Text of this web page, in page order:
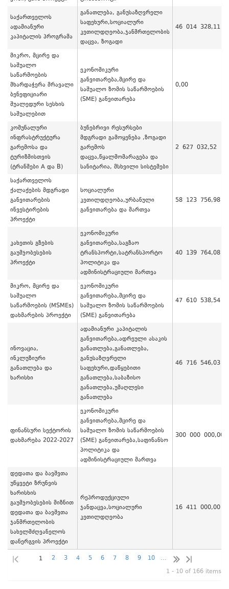
საქართველოს
ადამიანური
კაპიტალის პროგრამა
განათლება, განუსაზღვრელი
საფეხური,სოციალური
კეთილდღეობა,ჯანმრთელობის
დაცვა, ზოგადი
46 014 328,11
მიკრო, მცირე და
საშუალო
საწარმოების
მხარდაჭერა მრავალი
ბენეფიციარი
შუალედური სესხის
საშუალებით
ეკონომიკური
განვითარება,მცირე და
საშუალო ზომის საწარმოების
(SME) განვითარება
0,00
კომუნალური
ინფრასტრუქტურა
გარემოსა და
ტურიზმისთვის
(ტრანშები A და B)
ბუნებრივი რესურსები
მდგრადი გამოყენება ,ზოგადი
გარემოს
დაცვა,წყალმომარაგება და
სანიტარია, მსხვილი სისტემები
2 627 032,52
საქართველოს
ქალაქების მდგრადი
განვითარების
ინვესტირების
პროექტი
სოციალური
კეთილდღეობა,ურბანული
განვითარება და მართვა
58 123 756,98
კახეთის გზების
გაუმჯობესების
პროექტი
ეკონომიკური
განვითარება,საგზაო
ტრანსპორტი,სატრანსპორტო
პოლიტიკა და
ადმინისტრაციული მართვა
40 139 764,08
მიკრო, მცირე და
საშუალო
საწარმოების (MSMEs)
დახმარების პროექტი
ეკონომიკური
განვითარება,მცირე და
საშუალო ზომის საწარმოების
(SME) განვითარება
47 610 538,54
ინოვაცია,
ინკლუზიური
განათლება და
ხარისხი
ადამიანური კაპიტალის
განვითარება,ადრეული ასაკის
განათლება,განათლება,
განუსაზღვრელი
საფეხური,დაწყებითი
განათლება,საბაზისო
განათლება,უმაღლესი
განათლება
46 716 546,03
ფინანსური სექტორის
დახმარება 2022-2027
ეკონომიკური
განვითარება,მცირე და
საშუალო ზომის საწარმოების
(SME) განვითარება,საფინანსო
პოლიტიკა და
ადმინისტრაციული მართვა
300 000 000,00
დედათა და ბავშვთა
უწყვეტი ზრუნვის
ხარისხის
გაუმჯობესების მიზნით
დედათა და ბავშვთა
ჯანმრთელობის
სახელმძღვანელოს
დანერგვის პროექტი
რეპროდუქციული
ჯანდაცვა,სოციალური
კეთილდღეობა
16 411 000,00
1 2 3 4 5 6 7 8 9 10
...
1 - 10 of 166 items